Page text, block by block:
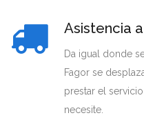
Asistencia
Da igual donde
Fagor se
prestar el
necesite.